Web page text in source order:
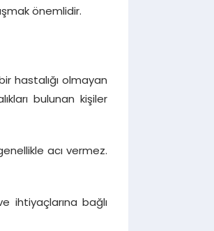
önemlidir.
hastalığı olmayan
bulunan kişiler
acı vermez.
ihtiyaçlarına bağlı